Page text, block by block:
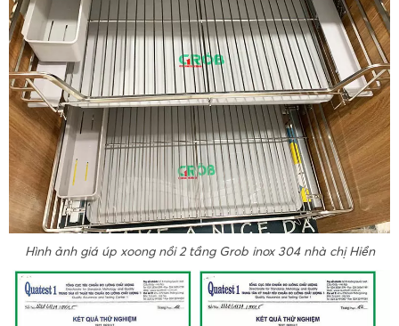
Hình ảnh giá úp xoong nồi 2 tầng Grob inox 304 nhà chị Hiền